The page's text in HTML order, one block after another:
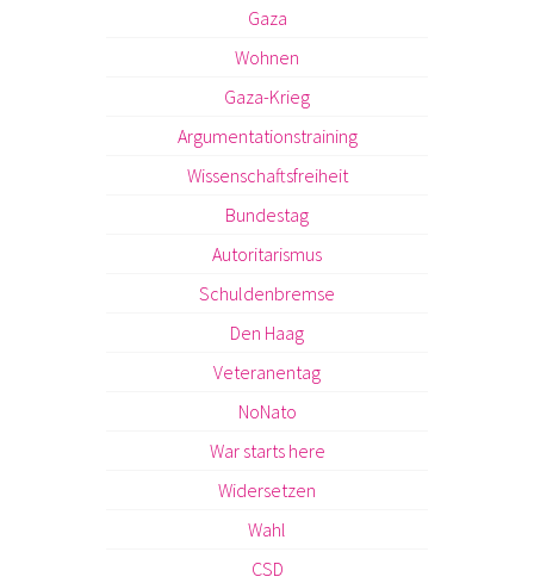
Gaza
Wohnen
Gaza-Krieg
Argumentationstraining
Wissenschaftsfreiheit
Bundestag
Autoritarismus
Schuldenbremse
Den Haag
Veteranentag
NoNato
War starts here
Widersetzen
Wahl
CSD